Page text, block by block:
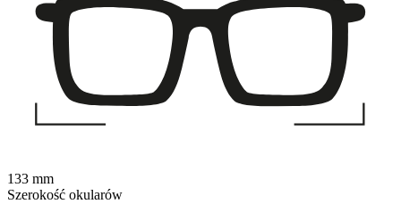
133 mm
Szerokość okularów